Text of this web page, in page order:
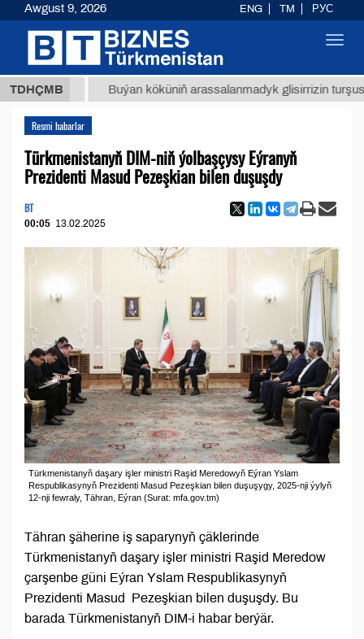
TDHÇMB
ТМТ Buýan köküniň arassalanmadyk glisirrizin turşusy (t.)
Resmi habarlar
Türkmenistanyň DIM-niň ýolbaşçysy Eýranyň
Prezidenti Masud Pezeşkian bilen duşuşdy
BT
00:05 13.02.2025
Türkmenistanyň daşary işler ministri Raşid Meredowyň Eýran Yslam
Respublikasynyň Prezidenti Masud Pezeşkian bilen duşuşygy, 2025-nji ýylyň
12-nji fewraly, Tähran, Eýran (Surat: mfa.gov.tm)
Tähran şäherine iş saparynyň çäklerinde
Türkmenistanyň daşary işler ministri Raşid Meredow
çarşenbe güni Eýran Yslam Respublikasynyň
Prezidenti Masud Pezeşkian bilen duşuşdy. Bu
barada Türkmenistanyň DIM-i habar berýär.
Awgust 9, 2026 ENG TM РУС